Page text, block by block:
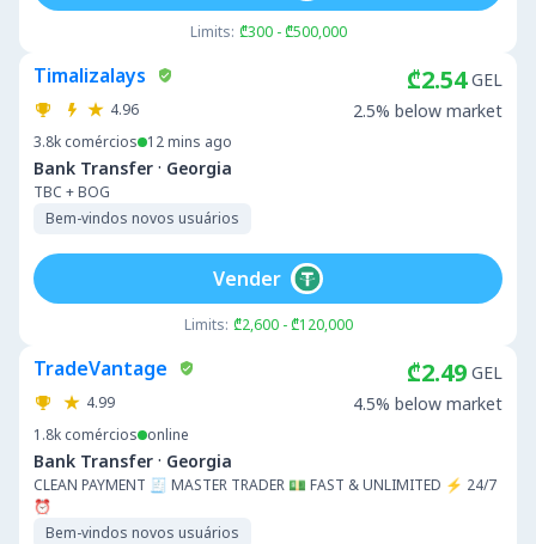
Limits: ₾300 - ₾500,000
Timalizalays
4.96
3.8k comércios 12 mins ago
Bank Transfer · Georgia
TBC + BOG
Bem-vindos novos usuários
₾2.54 GEL
2.5% below market
Limits: ₾2,600 - ₾120,000
Vender
TradeVantage
4.99
1.8k comércios online
Bank Transfer · Georgia
CLEAN PAYMENT 🧾 MASTER TRADER 💵 FAST & UNLIMITED ⚡ 24/7
⏰
Bem-vindos novos usuários
₾2.49 GEL
4.5% below market